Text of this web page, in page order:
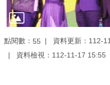
業
管
商
點閱數： 55
資料更新：112-
資料檢視：112-11-17 15:55